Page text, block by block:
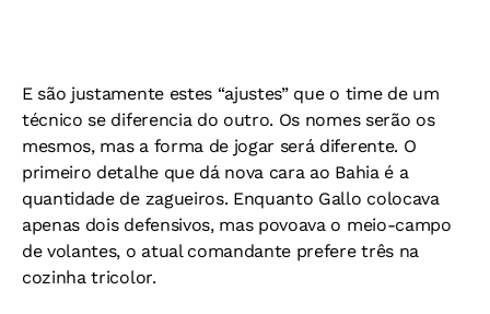
E são justamente estes “ajustes” que o time de um
técnico se diferencia do outro. Os nomes serão os
mesmos, mas a forma de jogar será diferente. O
primeiro detalhe que dá nova cara ao Bahia é a
quantidade de zagueiros. Enquanto Gallo colocava
apenas dois defensivos, mas povoava o meio-campo
de volantes, o atual comandante prefere três na
cozinha tricolor.